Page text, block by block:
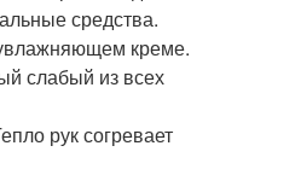
средства.
креме.
слабый из всех
рук согревает